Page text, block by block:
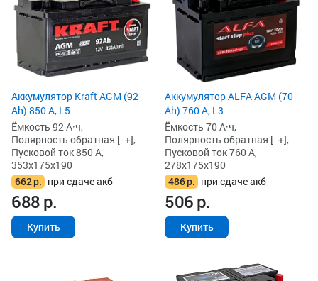
Аккумулятор Kraft AGM (92
Ah) 850 А, L5
Ёмкость 92 А·ч,
Полярность обратная [- +],
Пусковой ток 850 А,
353x175x190
662р. при сдаче акб
688р.
Купить
Аккумулятор ALFA AGM (70
Ah) 760 А, L3
Ёмкость 70 А·ч,
Полярность обратная [- +],
Пусковой ток 760 А,
278x175x190
486р. при сдаче акб
506р.
Купить